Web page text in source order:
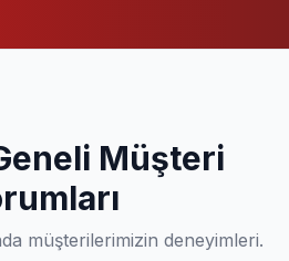
Müşteri
müşterilerimizin deneyimleri.